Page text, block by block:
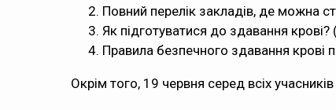
Повний перелік закладів, де можна
Як підготуватися до здавання крові?
Правила безпечного здавання крові
Окрім того, 19 червня серед всіх